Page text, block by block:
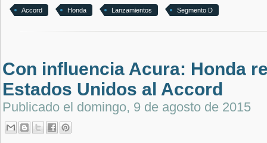
Accord Honda Lanzamientos Segmento D
Con influencia Acura: Honda
Estados Unidos al Accord
Publicado el domingo, 9 de agosto de 2015